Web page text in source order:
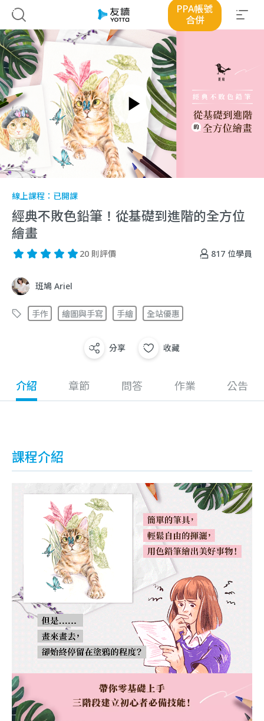
PPA帳號
合併
線上課程： 已開課
經典不敗色鉛筆！從基礎到進階的全方位
繪畫
817 位學員
20 則評價
班鳩 Ariel
手作 繪圖與手寫 手繪 全站優惠
分享 收藏
介紹 章節 問答 作業 公告
課程介紹